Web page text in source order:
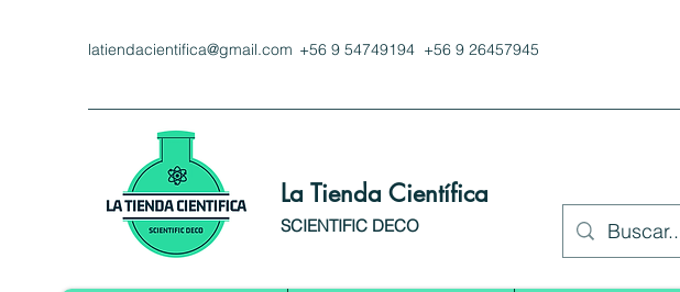
latiendacientifica@gmail.com +56 9 54749194 +56 9 26457945
La Tienda Científica
SCIENTIFIC DECO